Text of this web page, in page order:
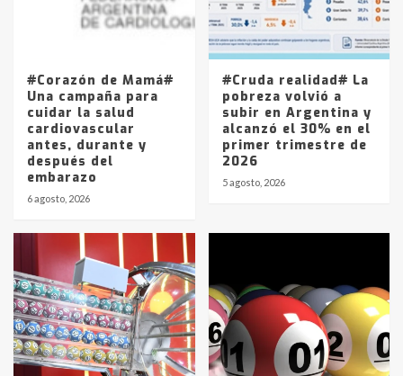
Los precios de los combustibles en
La Pampa, desde YPF hasta Axion
entre 857 a 1338 pesos
#Corazón de Mamá#
Una campaña para
cuidar la salud
cardiovascular
antes, durante y
después del
embarazo
6 agosto, 2026
#Cruda realidad# La
pobreza volvió a
subir en Argentina y
alcanzó el 30% en el
primer trimestre de
2026
5 agosto, 2026